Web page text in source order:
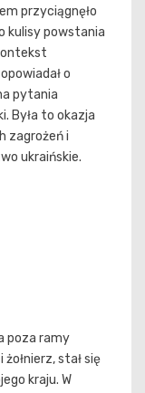
przyciągnęło
kulisy powstania
o
pytania
Była to okazja
zagrożeń i
ukraińskie.
poza ramy
stał się
kraju. W